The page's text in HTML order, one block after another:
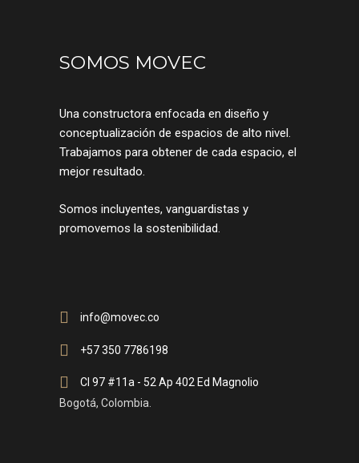
SOMOS MOVEC
Una constructora enfocada en diseño y
conceptualización de espacios de alto nivel.
Trabajamos para obtener de cada espacio, el
mejor resultado.
Somos incluyentes, vanguardistas y
promovemos la sostenibilidad.
info@movec.co
+57 350 7786198
Cl 97 #11a - 52 Ap 402 Ed Magnolio
Bogotá, Colombia.